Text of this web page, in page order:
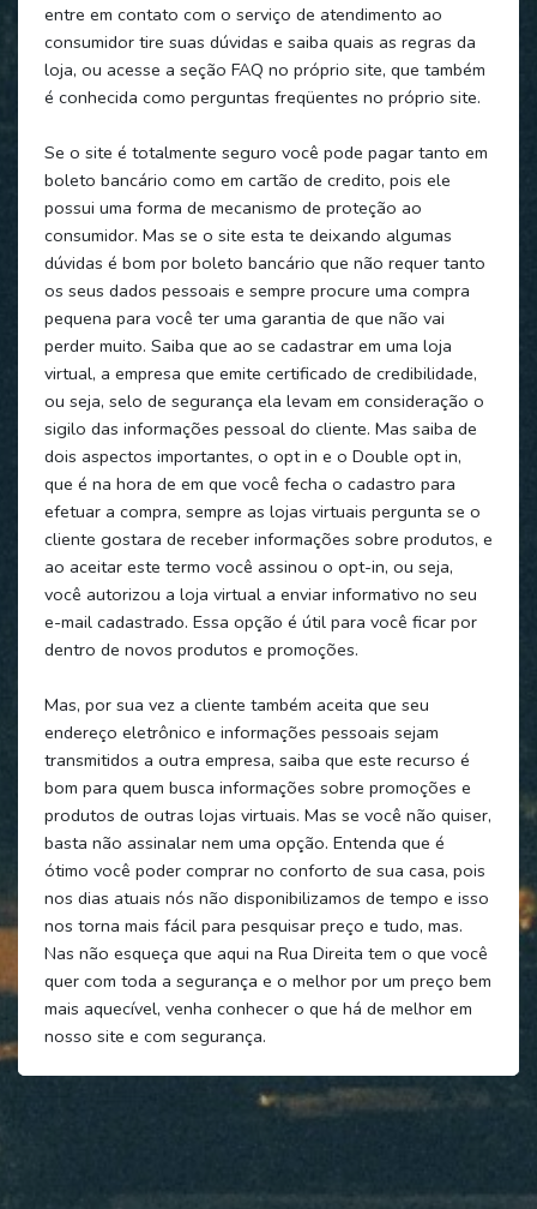
entre em contato com o serviço de atendimento ao
consumidor tire suas dúvidas e saiba quais as regras da
loja, ou acesse a seção FAQ no próprio site, que também
é conhecida como perguntas freqüentes no próprio site.
Se o site é totalmente seguro você pode pagar tanto em
boleto bancário como em cartão de credito, pois ele
possui uma forma de mecanismo de proteção ao
consumidor. Mas se o site esta te deixando algumas
dúvidas é bom por boleto bancário que não requer tanto
os seus dados pessoais e sempre procure uma compra
pequena para você ter uma garantia de que não vai
perder muito. Saiba que ao se cadastrar em uma loja
virtual, a empresa que emite certificado de credibilidade,
ou seja, selo de segurança ela levam em consideração o
sigilo das informações pessoal do cliente. Mas saiba de
dois aspectos importantes, o opt in e o Double opt in,
que é na hora de em que você fecha o cadastro para
efetuar a compra, sempre as lojas virtuais pergunta se o
cliente gostara de receber informações sobre produtos, e
ao aceitar este termo você assinou o opt-in, ou seja,
você autorizou a loja virtual a enviar informativo no seu
e-mail cadastrado. Essa opção é útil para você ficar por
dentro de novos produtos e promoções.
Mas, por sua vez a cliente também aceita que seu
endereço eletrônico e informações pessoais sejam
transmitidos a outra empresa, saiba que este recurso é
bom para quem busca informações sobre promoções e
produtos de outras lojas virtuais. Mas se você não quiser,
basta não assinalar nem uma opção. Entenda que é
ótimo você poder comprar no conforto de sua casa, pois
nos dias atuais nós não disponibilizamos de tempo e isso
nos torna mais fácil para pesquisar preço e tudo, mas.
Nas não esqueça que aqui na Rua Direita tem o que você
quer com toda a segurança e o melhor por um preço bem
mais aquecível, venha conhecer o que há de melhor em
nosso site e com segurança.